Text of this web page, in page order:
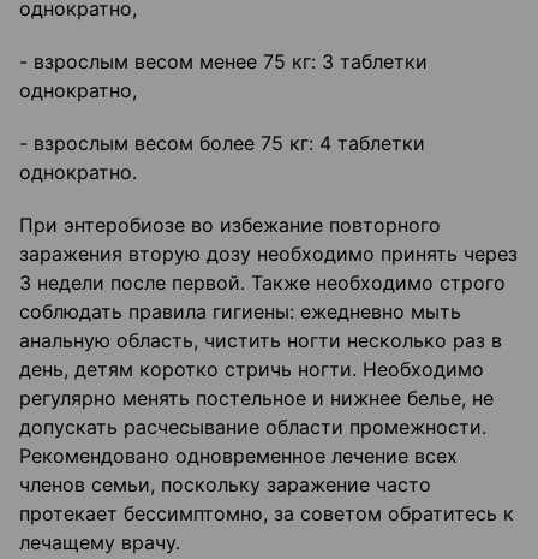
однократно,
- взрослым весом менее 75 кг: 3 таблетки
однократно,
- взрослым весом более 75 кг: 4 таблетки
однократно.
При энтеробиозе во избежание повторного
заражения вторую дозу необходимо принять через
3 недели после первой. Также необходимо строго
соблюдать правила гигиены: ежедневно мыть
анальную область, чистить ногти несколько раз в
день, детям коротко стричь ногти. Необходимо
регулярно менять постельное и нижнее белье, не
допускать расчесывание области промежности.
Рекомендовано одновременное лечение всех
членов семьи, поскольку заражение часто
протекает бессимптомно, за советом обратитесь к
лечащему врачу.